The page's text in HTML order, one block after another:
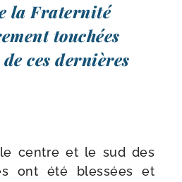
la Fraternité
tou­chées
ces der­nières
centre et le sud des
ont été bles­sées et